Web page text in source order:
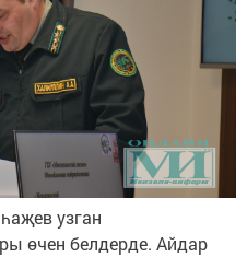
узган
өчен белдерде. Айдар